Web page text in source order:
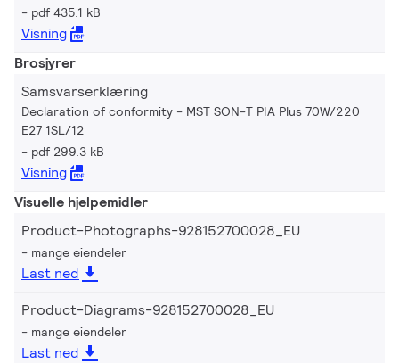
pdf 435.1 kB
Visning
Brosjyrer
Samsvarserklæring
Declaration of conformity - MST SON-T PIA Plus 70W/220
E27 1SL/12
pdf 299.3 kB
Visning
Visuelle hjelpemidler
Product-Photographs-928152700028_EU
mange eiendeler
Last ned
Product-Diagrams-928152700028_EU
mange eiendeler
Last ned